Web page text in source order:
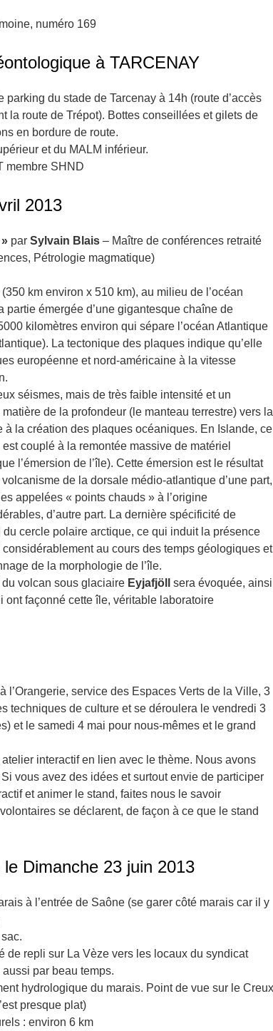
numéro 169
à TARCENAY
du stade de Tarcenay à 14h (route d’accès
la route de Trépot). Bottes conseillées et gilets de
en bordure de route.
et du MALM inférieur.
membre SHND
2013
par Sylvain Blais – Maître de conférences retraité
Pétrologie magmatique)
km environ x 510 km), au milieu de l’océan
émergée d’une gigantesque chaîne de
kilomètres environ qui sépare l’océan Atlantique
La tectonique des plaques indique qu’elle
européenne et nord-américaine à la vitesse
séismes, mais de très faible intensité et un
de la profondeur (le manteau terrestre) vers la
à la création des plaques océaniques. En Islande, ce
couplé à la remontée massive de matériel
l’émersion de l’île). Cette émersion est le résultat
de la dorsale médio-atlantique d’une part,
appelées « points chauds » à l’origine
d’autre part. La dernière spécificité de
du cercle polaire arctique, ce qui induit la présence
au cours des temps géologiques et
de la morphologie de l’île.
du volcan sous glaciaire Eyjafjöll
sera évoquée, ainsi
façonné cette île, véritable laboratoire
l’Orangerie, service des Espaces Verts de la Ville, 3
techniques de culture et se déroulera le vendredi 3
et le samedi 4 mai pour nous-mêmes et le grand
interactif en lien avec le thème. Nous avons
vous avez des idées et surtout envie de participer
et animer le stand, faites nous le savoir
se déclarent, de façon à ce que le stand
Dimanche 23 juin 2013
à l’entrée de Saône (se garer côté marais car il y
de repli sur La Vèze vers les locaux du syndicat
par beau temps.
hydrologique du marais. Point de vue sur le Creux
presque plat)
: environ 6 km